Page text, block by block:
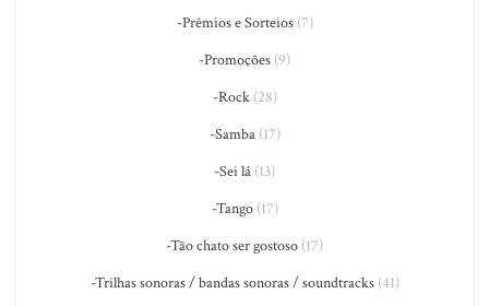
-Prêmios e Sorteios(7)
-Promoções (9)
-Rock(28)
-Samba(17)
-Sei lá (13)
-Tango(17)
-Tão chato ser gostoso (17)
-Trilhas sonoras / bandas sonoras / soundtracks(41)